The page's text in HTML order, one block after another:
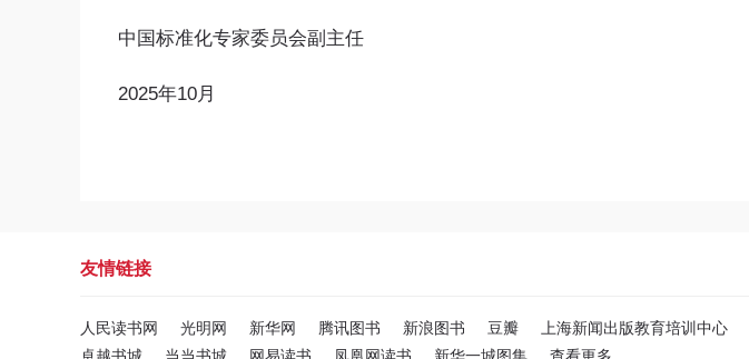
中国标准化专家委员会副主任
2025年10月
友情链接
人民读书网 光明网 新华网 腾讯图书 新浪图书 豆瓣 上海新闻出版教育培训中心